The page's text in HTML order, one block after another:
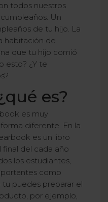
todos nuestros
Un
de tu hijo. La
habitación de
que tu hijo comió
esto? ¿Y te
es?
es muy
diferente. En la
es un libro
final del cada año
los estudiantes,
como
tu puedes preparar el
por ejemplo,